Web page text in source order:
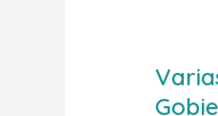
que
ONGD
agradecen